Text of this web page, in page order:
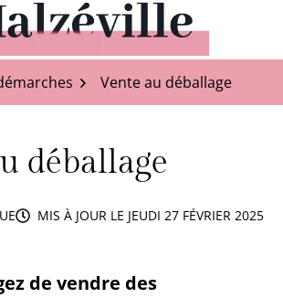
Malzéville
Vente au déballage
déballage
MIS À JOUR LE JEUDI 27 FÉVRIER 2025
de vendre des